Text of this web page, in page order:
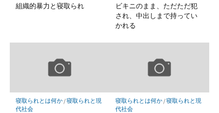
組織的暴力と寝取られ
ビキニのまま、ただただ犯
され、中出しまで持ってい
かれる
寝取られとは何か/寝取られと現
代社会
寝取られとは何か/寝取られと現
代社会